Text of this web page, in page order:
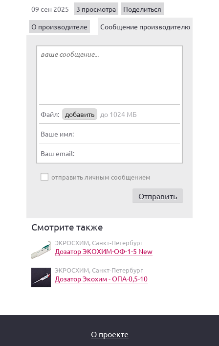
09 сен 2025
3 просмотра
Поделиться
О производителе
Сообщение производителю
Файл: добавить до 1024 МБ
Ваше имя:
Ваш email:
отправить личным сообщением
Смотрите также
ЭКРОСХИМ, Санкт-Петербург
Дозатор ЭКОХИМ-ОФ-1-5 New
ЭКРОСХИМ, Санкт-Петербург
Дозатор Экохим - ОПА-0,5-10
О проекте